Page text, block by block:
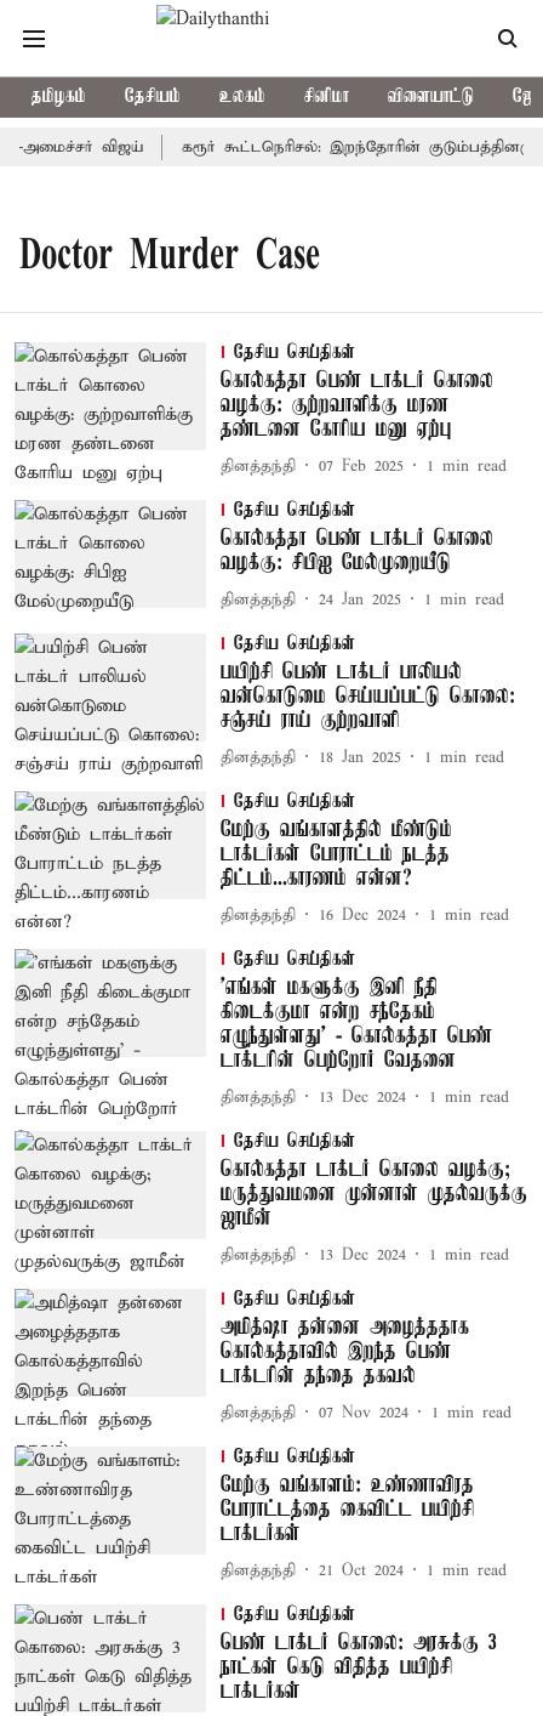
தமிழகம் தேசியம் உலகம் சினிமா விளையாட்டு
அமைச்சர் விஜய் கரூர் கூட்டநெரிசல்: இறந்தோரின்
Doctor Murder Case
தேசிய செய்திகள்
கொல்கத்தா பெண் டாக்டர் கொலை
வழக்கு: குற்றவாளிக்கு மரண
தண்டனை கோரிய மனு ஏற்பு
தினத்தந்தி 07 Feb 2025 1 min read
தேசிய செய்திகள்
கொல்கத்தா பெண் டாக்டர் கொலை
வழக்கு: சிபிஐ மேல்முறையீடு
தினத்தந்தி 24 Jan 2025 1 min read
தேசிய செய்திகள்
பயிற்சி பெண் டாக்டர் பாலியல்
வன்கொடுமை செய்யப்பட்டு கொலை:
சஞ்சய் ராய் குற்றவாளி
தினத்தந்தி 18 Jan 2025 1 min read
தேசிய செய்திகள்
மேற்கு வங்காளத்தில் மீண்டும்
டாக்டர்கள் போராட்டம் நடத்த
திட்டம்...காரணம் என்ன?
தினத்தந்தி 16 Dec 2024 1 min read
தேசிய செய்திகள்
'எங்கள் மகளுக்கு இனி நீதி
கிடைக்குமா என்ற சந்தேகம்
எழுந்துள்ளது' - கொல்கத்தா பெண்
டாக்டரின் பெற்றோர் வேதனை
தினத்தந்தி 13 Dec 2024 1 min read
தேசிய செய்திகள்
கொல்கத்தா டாக்டர் கொலை வழக்கு;
மருத்துவமனை முன்னாள் முதல்வருக்கு
ஜாமீன்
தினத்தந்தி 13 Dec 2024 1 min read
தேசிய செய்திகள்
அமித்ஷா தன்னை அழைத்ததாக
கொல்கத்தாவில் இறந்த பெண்
டாக்டரின் தந்தை தகவல்
தினத்தந்தி 07 Nov 2024 1 min read
தேசிய செய்திகள்
மேற்கு வங்காளம்: உண்ணாவிரத
போராட்டத்தை கைவிட்ட பயிற்சி
டாக்டர்கள்
தினத்தந்தி 21 Oct 2024 1 min read
தேசிய செய்திகள்
பெண் டாக்டர் கொலை: அரசுக்கு 3
நாட்கள் கெடு விதித்த பயிற்சி
டாக்டர்கள்